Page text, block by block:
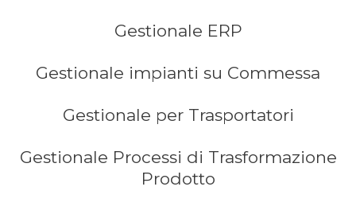
Gestionale ERP
Gestionale impianti su Commessa
Gestionale per Trasportatori
Gestionale Processi di Trasformazione
Prodotto